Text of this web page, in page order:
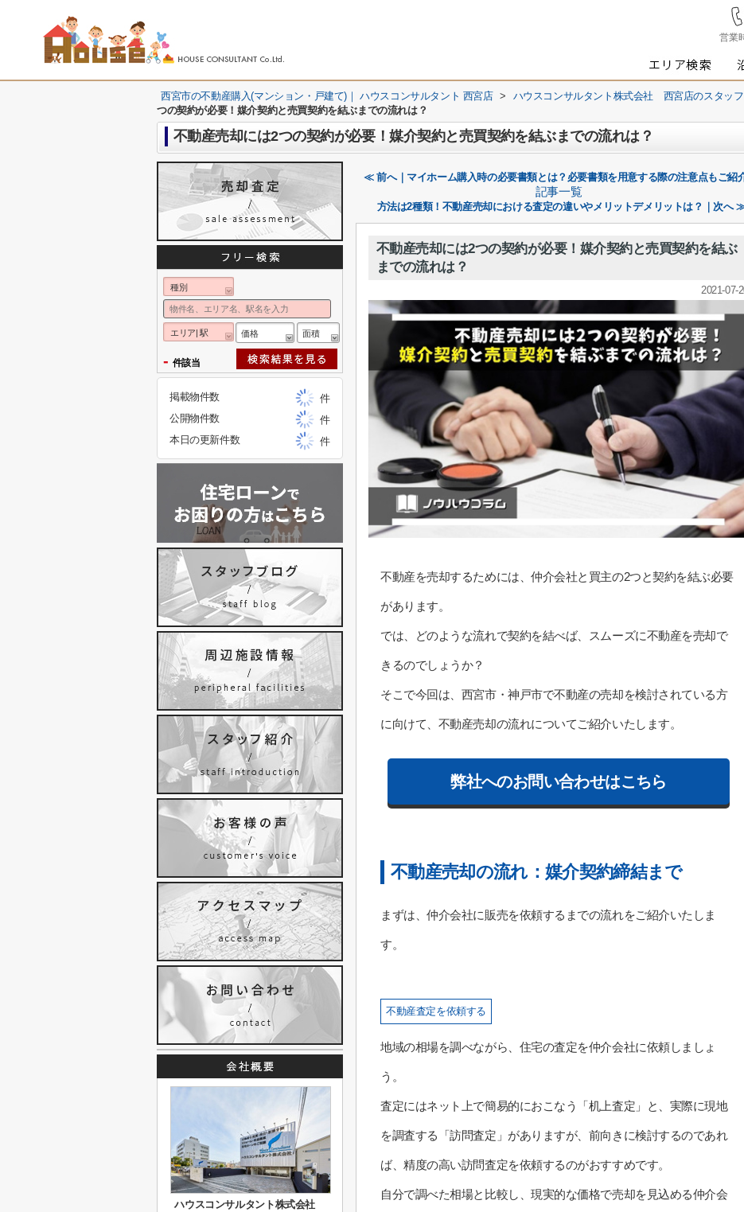
営業
西宮市の不動産購入(マンション・戸建て)｜ ハウスコンサルタント 西宮店 > ハウスコンサルタント株式会社 西宮店のスタッ
つの契約が必要！媒介契約と売買契約を結ぶまでの流れは？
不動産売却には2つの契約が必要！媒介契約と売買契約を結ぶまでの流れは？
≪ 前へ｜マイホーム購入時の必要書類とは？必要書類を用意する際の注意点もご紹
記事一覧
方法は2種類！不動産売却における査定の違いやメリットデメリットは？｜次へ
不動産売却には2つの契約が必要！媒介契約と売買契約を結ぶ
までの流れは？
2021-07-
不動産を売却するためには、仲介会社と買主の2つと契約を結ぶ必要
があります。
では、どのような流れで契約を結べば、スムーズに不動産を売却で
きるのでしょうか？
そこで今回は、西宮市・神戸市で不動産の売却を検討されている方
に向けて、不動産売却の流れについてご紹介いたします。
弊社へのお問い合わせはこちら
不動産売却の流れ：媒介契約締結まで
まずは、仲介会社に販売を依頼するまでの流れをご紹介いたしま
す。
不動産査定を依頼する
地域の相場を調べながら、住宅の査定を仲介会社に依頼しましょ
う。
査定にはネット上で簡易的におこなう「机上査定」と、実際に現地
を調査する「訪問査定」がありますが、前向きに検討するのであれ
ば、精度の高い訪問査定を依頼するのがおすすめです。
自分で調べた相場と比較し、現実的な価格で売却を見込める仲介会
種別
エリア| 駅 価格 面積
- 件該当
掲載物件数
件
公開物件数
件
本日の更新件数
件
ハウスコンサルタント株式会社